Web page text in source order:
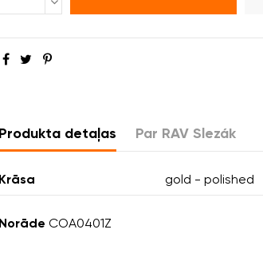
Produkta detaļas Par RAV Slezák
Krāsa gold - polished
Norāde COA0401Z